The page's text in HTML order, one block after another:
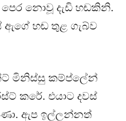
නොවූ දැඩි හඬකිනි.
හඬ තුළ ගැබ්ව
මිනිස්සු කම්ප්ලේන්
කරේ. එයාට දවස්
ඇප ඉල්ලන්නත්